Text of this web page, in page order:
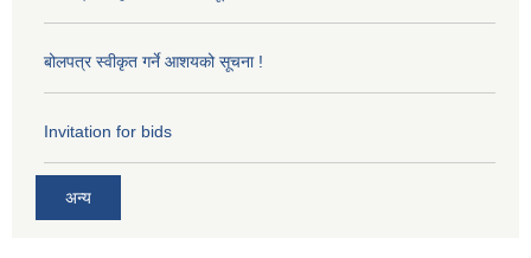
बोलपत्र स्वीकृत गर्ने आशयको सूचना !
Invitation for bids
अन्य